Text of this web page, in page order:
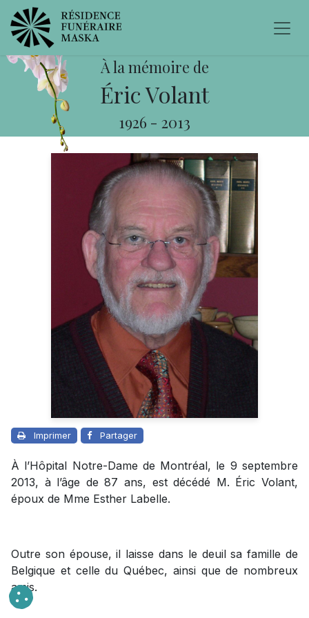
À la mémoire de
Éric Volant
1926 - 2013
Imprimer Partager
À l’Hôpital Notre-Dame de Montréal, le 9 septembre
2013, à l’âge de 87 ans, est décédé M. Éric Volant,
époux de Mme Esther Labelle.
Outre son épouse, il laisse dans le deuil sa famille de
Belgique et celle du Québec, ainsi que de nombreux
amis.